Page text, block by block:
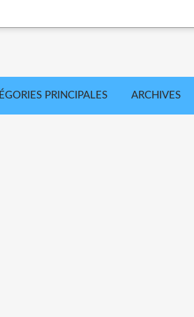
PRINCIPALES ARCHIVES